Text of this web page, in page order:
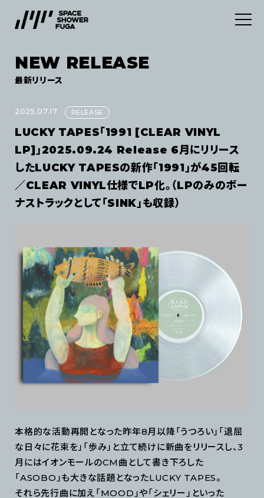
SERVICES
デジタルディストリビューション
マーケティングサービス
ABOUT
INFORMATION
NEWS
CONTACT
プライバシーポリシー
NEW RELEASE
最新リリース
2025.07.17 RELEASE
LUCKY TAPES「1991 [CLEAR VINYL
LP]」2025.09.24 Release 6月にリリース
したLUCKY TAPESの新作「1991」が45回転
／CLEAR VINYL仕様でLP化。（LPのみのボー
ナストラックとして「SINK」も収録）
本格的な活動再開となった昨年8月以降「うつろい」「退屈
な日々に花束を」「歩み」と立て続けに新曲をリリースし、3
月にはイオンモールのCM曲として書き下ろした
「ASOBO」も大きな話題となったLUCKY TAPES。
それら先行曲に加え「MOOD」や「シェリー」といった